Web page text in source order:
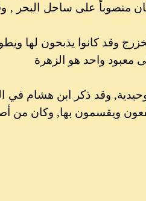
منصوباً على ساحل البحر ,
وقد كانوا يذبحون لها
معبود واحد هو الزهرة
ويقسمون بها, وكان